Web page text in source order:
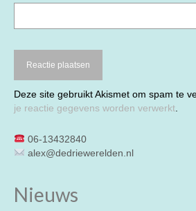
Deze site gebruikt Akismet om spam te
je reactie gegevens worden verwerkt
06-13432840
alex@dedriewerelden.nl
Nieuws